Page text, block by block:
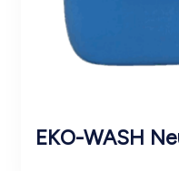
EKO-WASH